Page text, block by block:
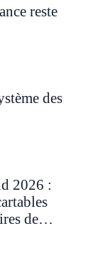
reste
des
2026 :
de